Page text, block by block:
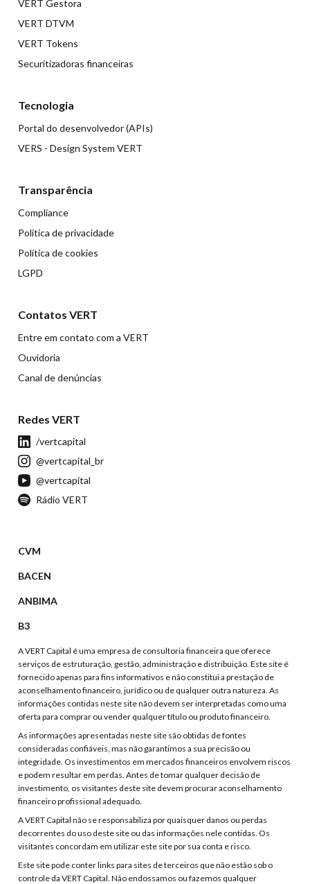
VERT Gestora
VERT DTVM
VERT Tokens
Securitizadoras financeiras
Tecnologia
Portal do desenvolvedor (APIs)
VERS - Design System VERT
Transparência
Compliance
Política de privacidade
Política de cookies
LGPD
Contatos VERT
Entre em contato com a VERT
Ouvidoria
Canal de denúncias
Redes VERT
/vertcapital
@vertcapital_br
@vertcapital
Rádio VERT
CVM
BACEN
ANBIMA
B3
A VERT Capital é uma empresa de consultoria financeira que oferece
serviços de estruturação, gestão, administração e distribuição. Este site é
fornecido apenas para fins informativos e não constitui a prestação de
aconselhamento financeiro, jurídico ou de qualquer outra natureza. As
informações contidas neste site não devem ser interpretadas como uma
oferta para comprar ou vender qualquer título ou produto financeiro.
As informações apresentadas neste site são obtidas de fontes
consideradas confiáveis, mas não garantimos a sua precisão ou
integridade. Os investimentos em mercados financeiros envolvem riscos
e podem resultar em perdas. Antes de tomar qualquer decisão de
investimento, os visitantes deste site devem procurar aconselhamento
financeiro profissional adequado.
A VERT Capital não se responsabiliza por quaisquer danos ou perdas
decorrentes do uso deste site ou das informações nele contidas. Os
visitantes concordam em utilizar este site por sua conta e risco.
Este site pode conter links para sites de terceiros que não estão sob o
controle da VERT Capital. Não endossamos ou fazemos qualquer